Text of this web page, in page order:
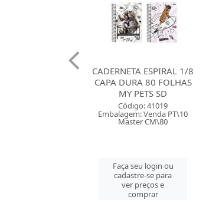
CADERNETA ESPIRAL 1/8
CAPA DURA 64 FOLHAS
NOTA 10 TAMOIO
Código: 31701
Embalagem: Venda PT\5
Master PT\5
Faça seu login ou
cadastre-se para
ver preços e
comprar